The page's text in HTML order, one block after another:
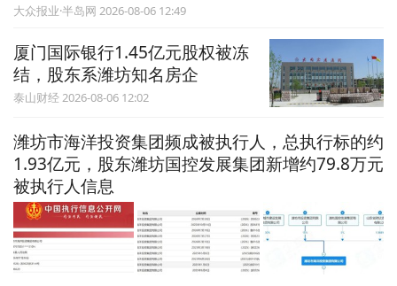
大众报业·半岛网 2026-08-06 12:49
厦门国际银行1.45亿元股权被冻
结，股东系潍坊知名房企
泰山财经 2026-08-06 12:02
潍坊市海洋投资集团频成被执行人，总执行标的约
1.93亿元，股东潍坊国控发展集团新增约79.8万元
被执行人信息